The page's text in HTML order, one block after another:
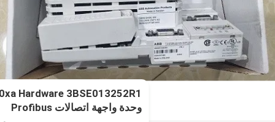
Hardware 3BSE013252R1
وحدة واجهة اتصالات Profibus